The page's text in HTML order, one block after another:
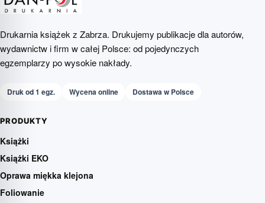
Drukarnia książek z Zabrza. Drukujemy publikacje dla autorów,
wydawnictw i firm w całej Polsce: od pojedynczych
egzemplarzy po wysokie nakłady.
Druk od 1 egz. Wycena online Dostawa w Polsce
PRODUKTY
Książki
Książki EKO
Oprawa miękka klejona
Foliowanie